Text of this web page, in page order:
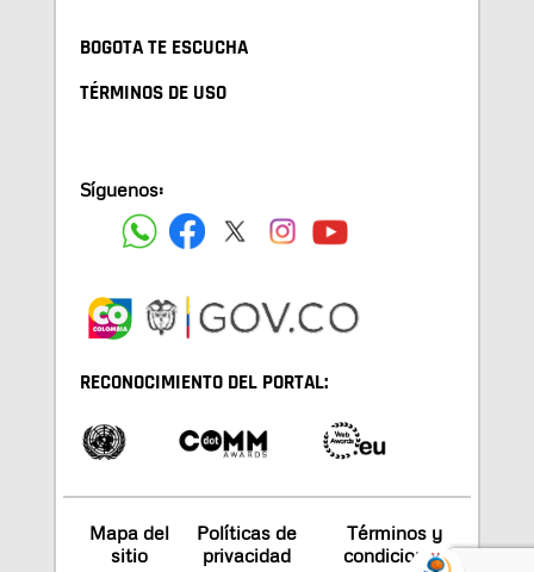
BOGOTA TE ESCUCHA
TÉRMINOS DE USO
Síguenos:
RECONOCIMIENTO DEL PORTAL:
Mapa del
sitio
Políticas de
privacidad
Términos y
condiciones